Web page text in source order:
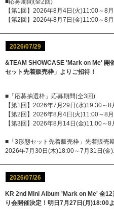
■応募期間(全2回)
【第1回】2026年8月4日(火)11:00～8
【第2回】2026年8月7日(金)11:00～8
2026/07/29
&TEAM SHOWCASE 'Mark on Me' 開
セット先着販売枠」よりご招待！
■「応募抽選枠」応募期間(全3回)
【第1回】2026年7月29日(水)19:30～8
【第2回】2026年8月4日(火)11:00～8
【第3回】2026年8月14日(金)11:00～
■「3形態セット先着販売枠」先着販
2026年7月30日(木)18:00～7月31日(金
2026/07/26
KR 2nd Mini Album 'Mark on Me' 全12
り会開催決定！明日7月27日(月)18:00